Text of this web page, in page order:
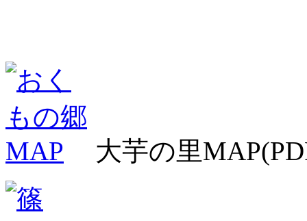
大芋の里